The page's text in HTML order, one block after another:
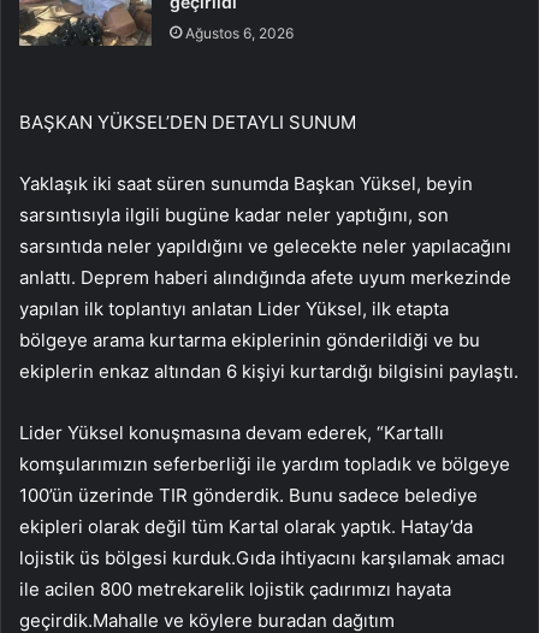
Ağustos 6, 2026
BAŞKAN YÜKSEL’DEN DETAYLI SUNUM
Yaklaşık iki saat süren sunumda Başkan Yüksel, beyin
sarsıntısıyla ilgili bugüne kadar neler yaptığını, son
sarsıntıda neler yapıldığını ve gelecekte neler yapılacağını
anlattı. Deprem haberi alındığında afete uyum merkezinde
yapılan ilk toplantıyı anlatan Lider Yüksel, ilk etapta
bölgeye arama kurtarma ekiplerinin gönderildiği ve bu
ekiplerin enkaz altından 6 kişiyi kurtardığı bilgisini paylaştı.
Lider Yüksel konuşmasına devam ederek, “Kartallı
komşularımızın seferberliği ile yardım topladık ve bölgeye
100’ün üzerinde TIR gönderdik. Bunu sadece belediye
ekipleri olarak değil tüm Kartal olarak yaptık. Hatay’da
lojistik üs bölgesi kurduk.Gıda ihtiyacını karşılamak amacı
ile acilen 800 metrekarelik lojistik çadırımızı hayata
geçirdik.Mahalle ve köylere buradan dağıtım